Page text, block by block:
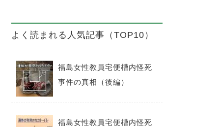
よく読まれる人気記事（TOP10）
福島女性教員宅便槽内怪死
事件の真相（後編）
福島女性教員宅便槽内怪死